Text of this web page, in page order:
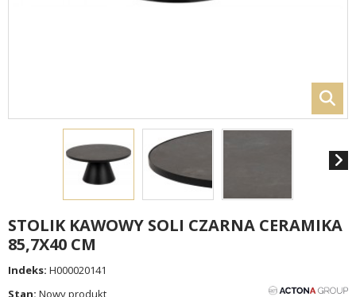
STOLIK KAWOWY SOLI CZARNA CERAMIKA
85,7X40 CM
Indeks: H000020141
Stan: Nowy produkt